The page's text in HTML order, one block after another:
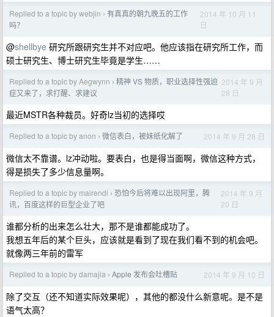
Replied to a topic by webjin › 有真真的朝九晚五的工作
吗？
2014 年 10 月 11
日
@shellbye 研究所跟研究生并不对应吧。他应该指在研究所工作，而
硕士研究生、博士研究生毕竟是学生……
Replied to a topic by Aegwynn › 精神 VS 物质，职业选择性强迫
症又来了，求打醒、求建议
2014 年 9 月
28 日
最近MSTR各种裁员。好奇lz当初的选择哎
Replied to a topic by anon › 微信表白，被妹纸化解了 2014 年 9 月 28 日
微信太不靠谱。lz冲动啦。要表白，也是得当面啊，微信这种方式，
得是损失了多少信息量啊。
Replied to a topic by mairendi › 恐怕今后将难以出现阿里，腾
讯，百度这样的巨型企业了吧
2014 年 9 月
20 日
谁都分析的出来怎么壮大，那不是谁都能成功了。
我想五年后的某个巨头，应该就是看到了现在我们看不到的机会吧。
就像两三年前的雷军
Replied to a topic by damajia › Apple 发布会吐槽贴 2014 年 9 月 10 日
除了交互（还不知道实际效果呢），其他的都没什么新意呢。是不是
语气太高？